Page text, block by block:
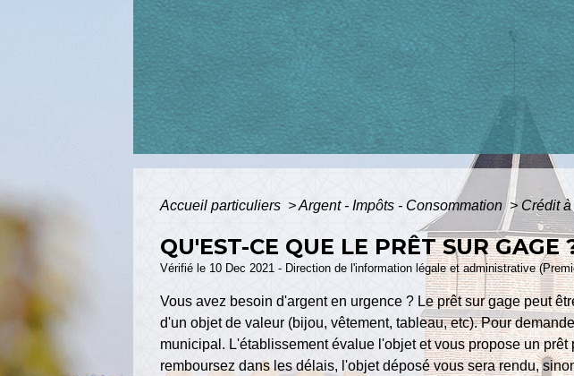
Accueil particuliers > Argent - Impôts - Consommation> Crédit
QU'EST-CE QUE LE PRÊT SUR GAGE
Vérifié le 10 Dec 2021 - Direction de l'information légale et administrative
Vous avez besoin d'argent en urgence ? Le prêt sur gage peut
d'un objet de valeur (bijou, vêtement, tableau, etc). Pour
municipal. L'établissement évalue l'objet et vous propose un
remboursez dans les délais, l'objet déposé vous sera rendu,